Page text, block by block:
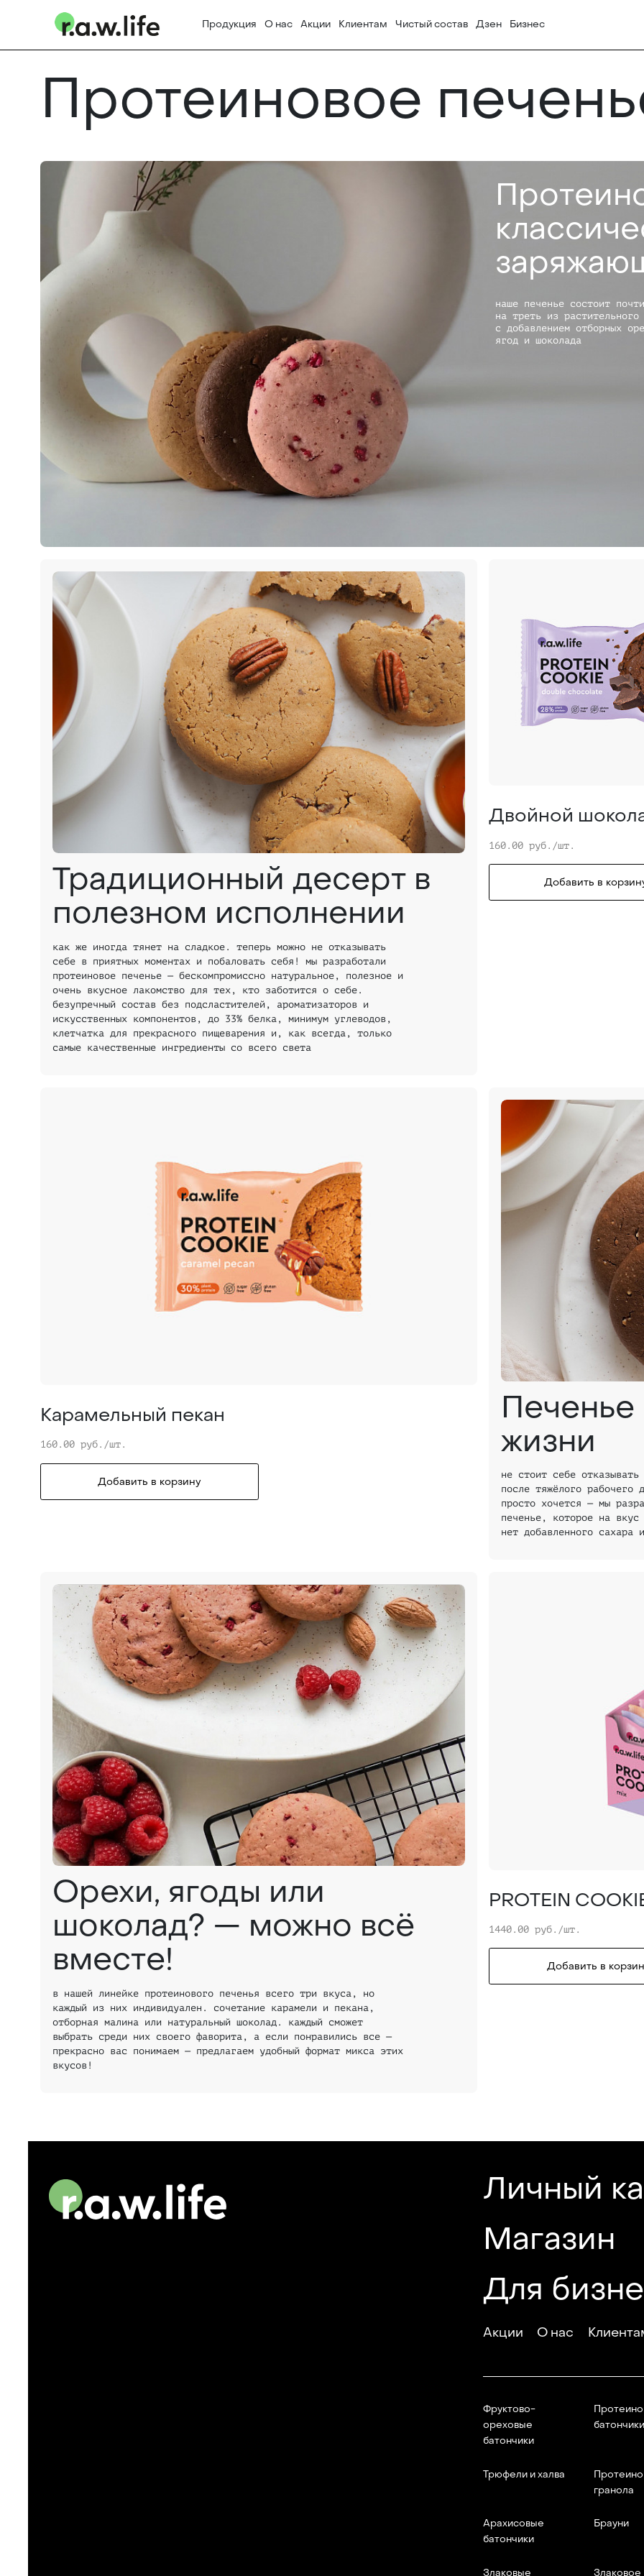
Продукция О нас Акции Клиентам Чистый состав Дзен Бизнес
Протеиновое
наше печенье состоит почти
на треть из растительного
с добавлением отборных
ягод и шоколада
Традиционный десерт в
полезном исполнении
как же иногда тянет на сладкое. теперь можно не отказывать
себе в приятных моментах и побаловать себя! мы разработали
протеиновое печенье — бескомпромиссно натуральное, полезное и
очень вкусное лакомство для тех, кто заботится о себе.
безупречный состав без подсластителей, ароматизаторов и
искусственных компонентов, до 33% белка, минимум углеводов,
клетчатка для прекрасного пищеварения и, как всегда, только
самые качественные ингредиенты со всего света
Двойной
160.00 руб./шт.
Добавить в
Карамельный пекан
160.00 руб./шт.
Добавить в корзину
Печенье
жизни
не стоит себе
после тяжёлого рабочего
просто хочется — мы
печенье, которое на
нет добавленного сахара
Орехи, ягоды или
шоколад? — можно всё
вместе!
в нашей линейке протеинового печенья всего три вкуса, но
каждый из них индивидуален. сочетание карамели и пекана,
отборная малина или натуральный шоколад. каждый сможет
выбрать среди них своего фаворита, а если понравились все —
прекрасно вас понимаем — предлагаем удобный формат микса этих
вкусов!
PROTEIN
1440.00 руб./шт.
Добавить в
Личный
Магазин
Для
Акции О нас
Фруктово-
ореховые
батончики
батончики
Трюфели и халва
гранола
Арахисовые
батончики
Брауни
Злаковые